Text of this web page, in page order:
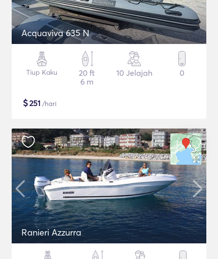
Acquaviva 635 N
Tiup Kaku
20 ft
6 m
10 Jelajah 0
$251 /hari
Ranieri Azzurra